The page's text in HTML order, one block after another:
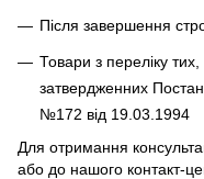
Після завершення
Товари з переліку
затвердженних
№172 від 19.03.1994
Для отримання
або до нашого контакт-